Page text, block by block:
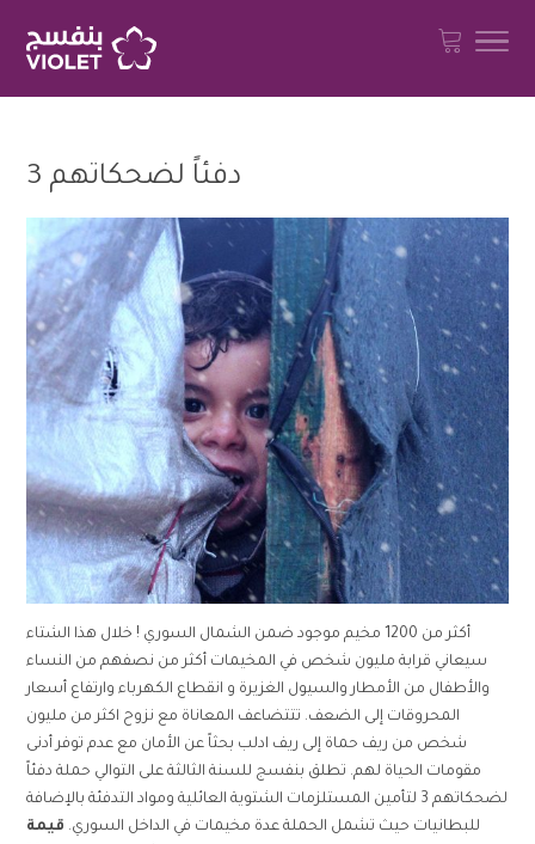
دفئاً لضحكاتهم 3
أكثر من 1200 مخيم موجود ضمن الشمال السوري ! خلال هذا الشتاء
سيعاني قرابة مليون شخص في المخيمات أكثر من نصفهم من النساء
والأطفال من الأمطار والسيول الغزيرة و انقطاع الكهرباء وارتفاع أسعار
المحروقات إلى الضعف. تتتضاعف المعاناة مع نزوح اكثر من مليون
شخص من ريف حماة إلى ريف ادلب بحثاً عن الأمان مع عدم توفر أدنى
مقومات الحياة لهم. تطلق بنفسج للسنة الثالثة على التوالي حملة دفئاً
لضحكاتهم 3 لتأمين المستلزمات الشتوية العائلية ومواد التدفئة بالإضافة
للبطانيات حيث تشمل الحملة عدة مخيمات في الداخل السوري. قيمة